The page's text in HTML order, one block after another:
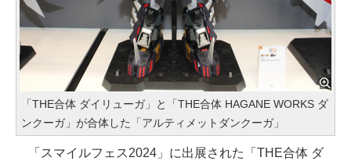
「THE合体 ダイリューガ」と「THE合体 HAGANE WORKS ダ
ンクーガ」が合体した「アルティメットダンクーガ」
「スマイルフェス2024」に出展された「THE合体 ダ